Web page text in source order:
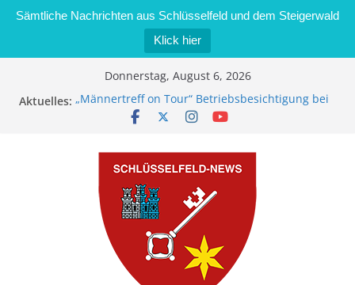
Sämtliche Nachrichten aus Schlüsselfeld und dem Steigerwald
Klick hier
Donnerstag, August 6, 2026
Aktuelles: „Männertreff on Tour“ Betriebsbesichtigung bei
der Schreinerei Zimmermann GmbH
Brand in Sägewerk in Bernroth schnell unter
Kontrolle
Stadt Schlüsselfeld bietet Online-Anmeldung für
Kindergartenplätze an
Dieseldiebstahl im Wert von 600 Euro